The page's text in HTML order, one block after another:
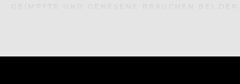
GEIMPFTE UND GENESENE BRAUCHEN BEI